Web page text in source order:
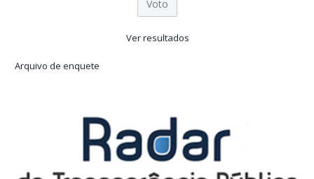
Ver resultados
Arquivo de enquete